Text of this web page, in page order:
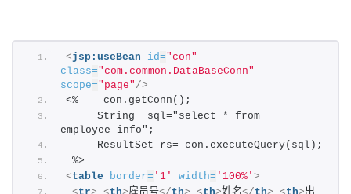
<jsp:useBean id="con"
class="com.common.DataBaseConn"
scope="page" />
<%    con.getConn();
     String  sql="select * from
employee_info";
%>
<table border= '1' width= '100%' >